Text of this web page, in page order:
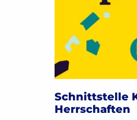
Schnittstelle
Herrschaften